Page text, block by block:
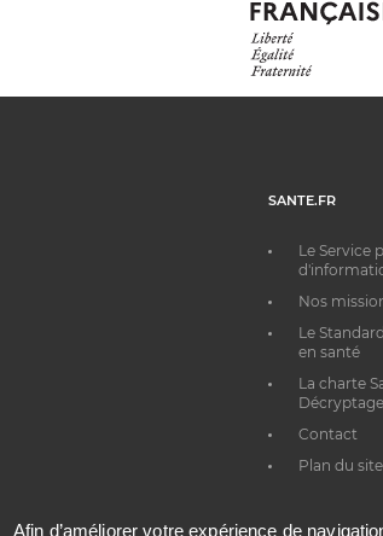
SANTE.FR
Le Service
Nos
Le
en santé
La charte
Décryptage
Contact
Plan du site
Afin d’améliorer votre expérience de